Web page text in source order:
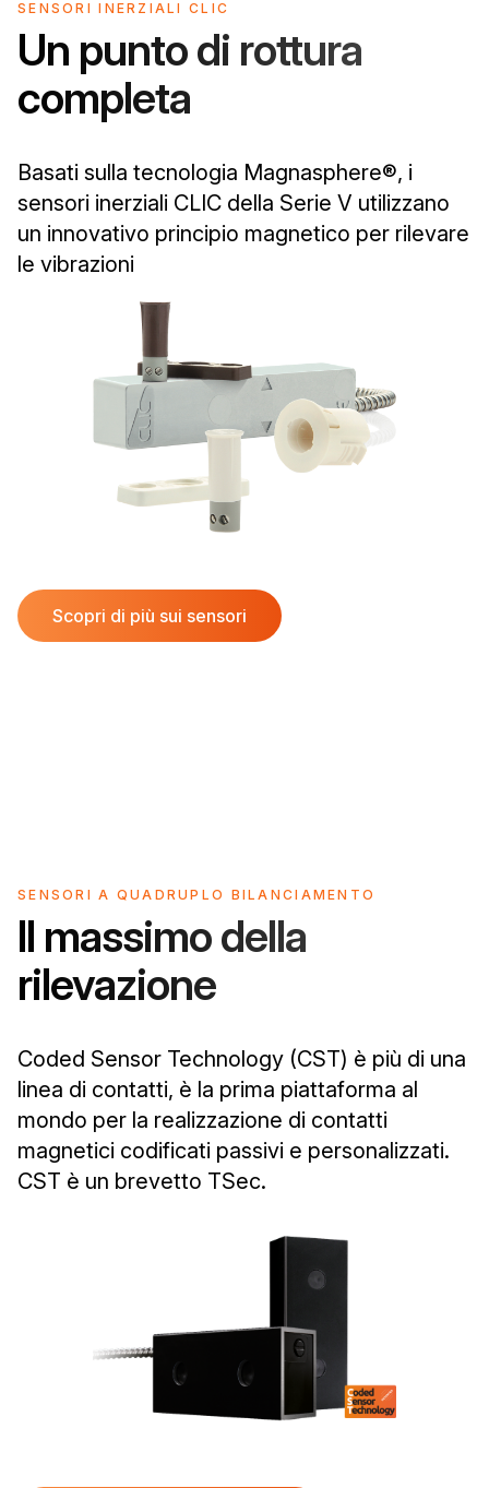
SENSORI INERZIALI CLIC
Un punto di rottura
completa
Basati sulla tecnologia Magnasphere®, i
sensori inerziali CLIC della Serie V utilizzano
un innovativo principio magnetico per rilevare
le vibrazioni
Scopri di più sui sensori
SENSORI A QUADRUPLO BILANCIAMENTO
Il massimo della
rilevazione
Coded Sensor Technology (CST) è più di una
linea di contatti, è la prima piattaforma al
mondo per la realizzazione di contatti
magnetici codificati passivi e personalizzati.
CST è un brevetto TSec.